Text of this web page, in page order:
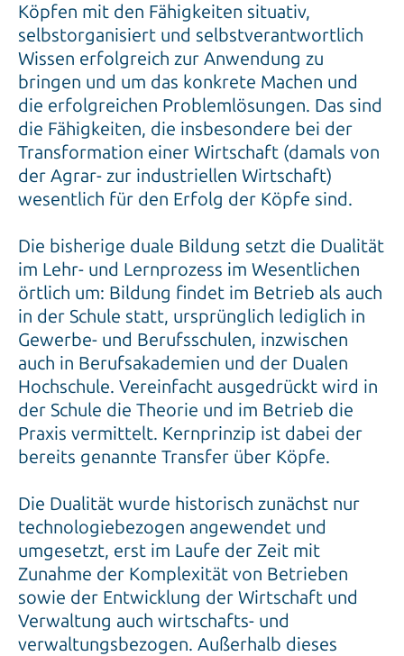
Köpfen mit den Fähigkeiten situativ,
selbstorganisiert und selbstverantwortlich
Wissen erfolgreich zur Anwendung zu
bringen und um das konkrete Machen und
die erfolgreichen Problemlösungen. Das sind
die Fähigkeiten, die insbesondere bei der
Transformation einer Wirtschaft (damals von
der Agrar- zur industriellen Wirtschaft)
wesentlich für den Erfolg der Köpfe sind.
Die bisherige duale Bildung setzt die Dualität
im Lehr- und Lernprozess im Wesentlichen
örtlich um: Bildung findet im Betrieb als auch
in der Schule statt, ursprünglich lediglich in
Gewerbe- und Berufsschulen, inzwischen
auch in Berufsakademien und der Dualen
Hochschule. Vereinfacht ausgedrückt wird in
der Schule die Theorie und im Betrieb die
Praxis vermittelt. Kernprinzip ist dabei der
bereits genannte Transfer über Köpfe.
Die Dualität wurde historisch zunächst nur
technologiebezogen angewendet und
umgesetzt, erst im Laufe der Zeit mit
Zunahme der Komplexität von Betrieben
sowie der Entwicklung der Wirtschaft und
Verwaltung auch wirtschafts- und
verwaltungsbezogen. Außerhalb dieses